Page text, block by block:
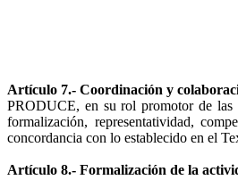
Artículo 7.- Coordinación y
PRODUCE, en su rol promotor de las
formalización, representatividad,
concordancia con lo establecido en el
Artículo 8.- Formalización de la